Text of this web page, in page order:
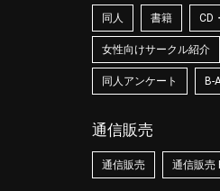
同人 書籍 CD
女性向けサークル紹介
同人アンケート B-
通信販売
通信販売 通信販売